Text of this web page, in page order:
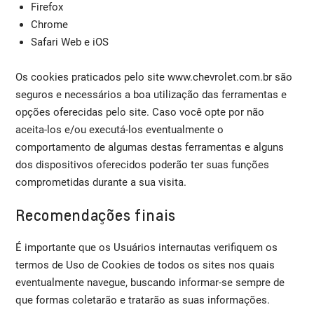
Firefox
Chrome
Safari Web e iOS
Os cookies praticados pelo site www.chevrolet.com.br são
seguros e necessários a boa utilização das ferramentas e
opções oferecidas pelo site. Caso você opte por não
aceita-los e/ou executá-los eventualmente o
comportamento de algumas destas ferramentas e alguns
dos dispositivos oferecidos poderão ter suas funções
comprometidas durante a sua visita.
Recomendações finais
É importante que os Usuários internautas verifiquem os
termos de Uso de Cookies de todos os sites nos quais
eventualmente navegue, buscando informar-se sempre de
que formas coletarão e tratarão as suas informações.